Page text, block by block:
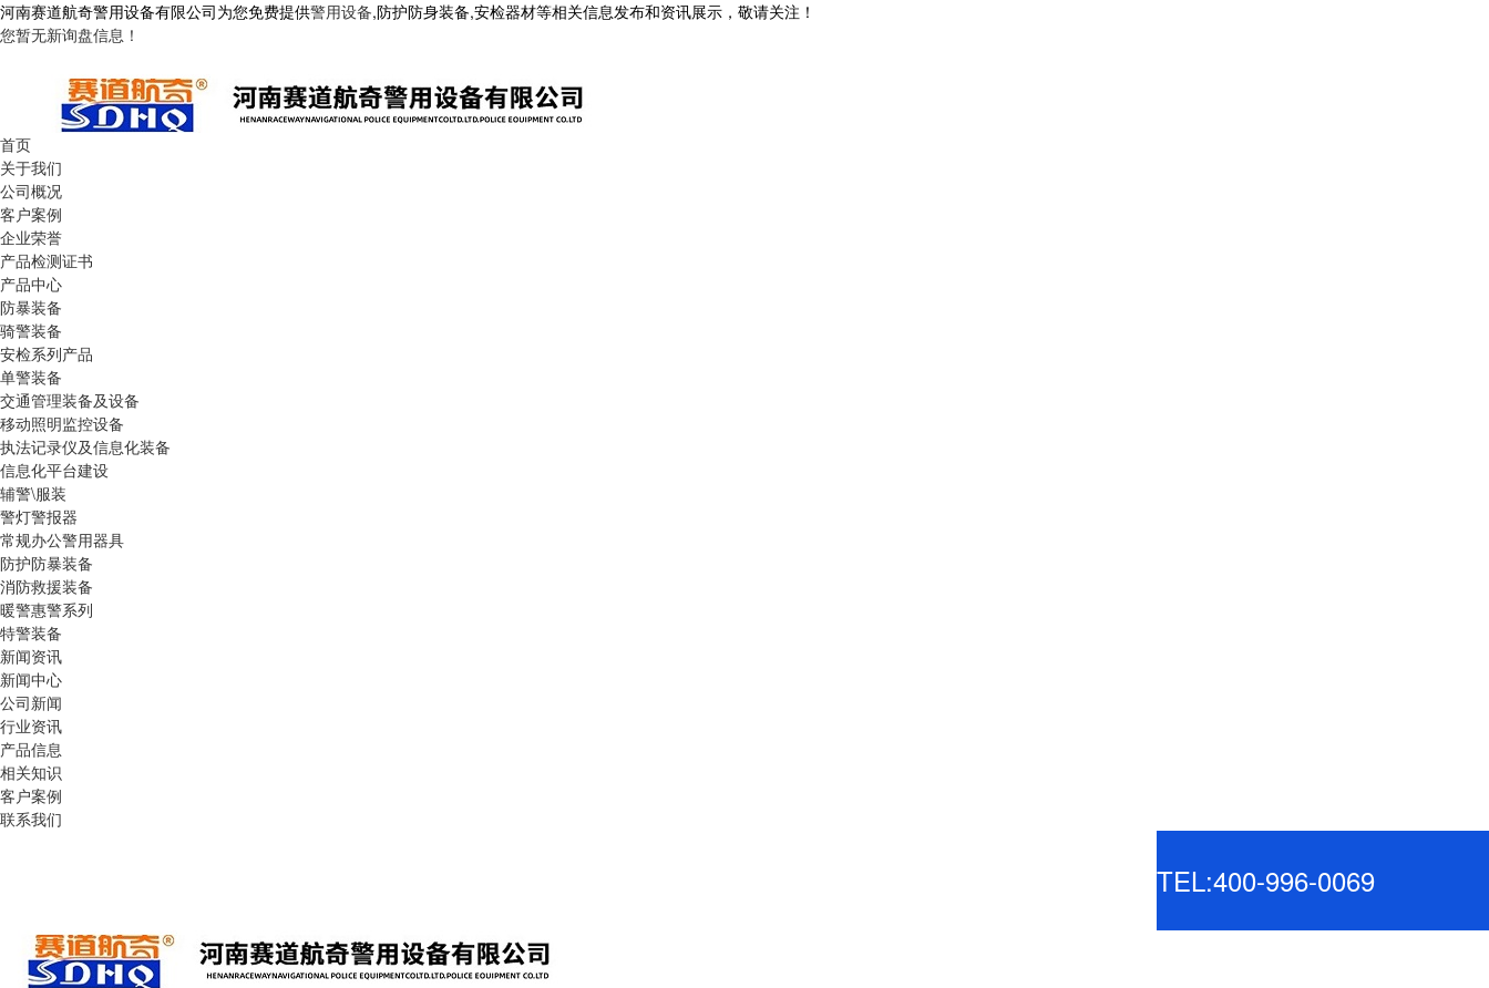
河南赛道航奇警用设备有限公司为您免费提供警用设备,防护防身装备,安检器材等相关信息发布和资讯展示，敬请关注！
您暂无新询盘信息！
首页
关于我们
公司概况
客户案例
企业荣誉
产品检测证书
产品中心
防暴装备
骑警装备
安检系列产品
单警装备
交通管理装备及设备
移动照明监控设备
执法记录仪及信息化装备
信息化平台建设
辅警\服装
警灯警报器
常规办公警用器具
防护防暴装备
消防救援装备
暖警惠警系列
特警装备
新闻资讯
新闻中心
公司新闻
行业资讯
产品信息
相关知识
客户案例
联系我们
TEL:400-996-0069